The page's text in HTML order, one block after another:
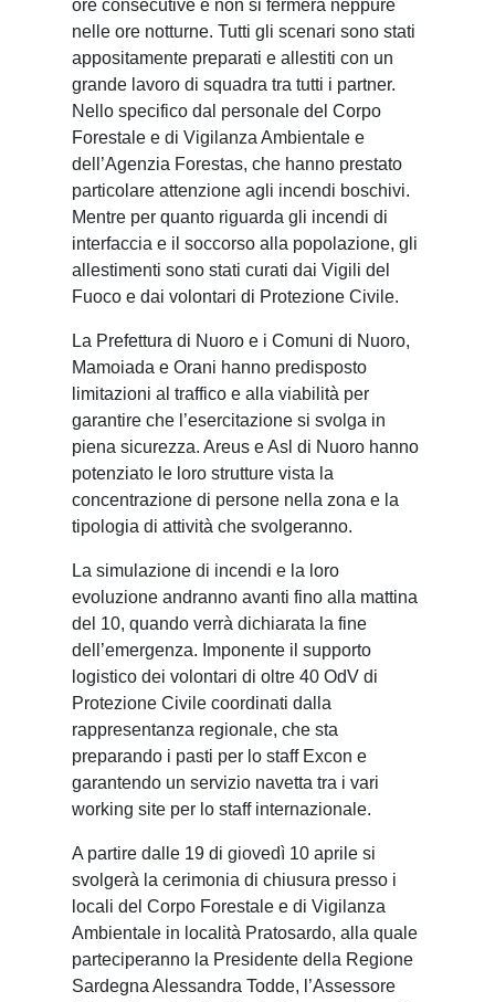
ore consecutive e non si fermerà neppure
nelle ore notturne. Tutti gli scenari sono stati
appositamente preparati e allestiti con un
grande lavoro di squadra tra tutti i partner.
Nello specifico dal personale del Corpo
Forestale e di Vigilanza Ambientale e
dell’Agenzia Forestas, che hanno prestato
particolare attenzione agli incendi boschivi.
Mentre per quanto riguarda gli incendi di
interfaccia e il soccorso alla popolazione, gli
allestimenti sono stati curati dai Vigili del
Fuoco e dai volontari di Protezione Civile.
La Prefettura di Nuoro e i Comuni di Nuoro,
Mamoiada e Orani hanno predisposto
limitazioni al traffico e alla viabilità per
garantire che l’esercitazione si svolga in
piena sicurezza. Areus e Asl di Nuoro hanno
potenziato le loro strutture vista la
concentrazione di persone nella zona e la
tipologia di attività che svolgeranno.
La simulazione di incendi e la loro
evoluzione andranno avanti fino alla mattina
del 10, quando verrà dichiarata la fine
dell’emergenza. Imponente il supporto
logistico dei volontari di oltre 40 OdV di
Protezione Civile coordinati dalla
rappresentanza regionale, che sta
preparando i pasti per lo staff Excon e
garantendo un servizio navetta tra i vari
working site per lo staff internazionale.
A partire dalle 19 di giovedì 10 aprile si
svolgerà la cerimonia di chiusura presso i
locali del Corpo Forestale e di Vigilanza
Ambientale in località Pratosardo, alla quale
parteciperanno la Presidente della Regione
Sardegna Alessandra Todde, l’Assessore